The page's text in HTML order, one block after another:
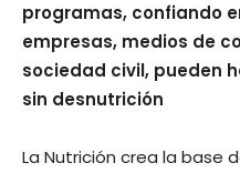
programas, confiando
empresas, medios de
sociedad civil, pueden
sin desnutrición
La Nutrición crea la base